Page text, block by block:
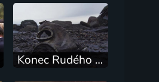
Konec Rudého října